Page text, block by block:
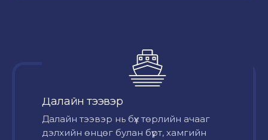
Далайн тээвэр
Далайн тээвэр нь бүх төрлийн ачааг
дэлхийн өнцөг булан бүрт, хамгийн